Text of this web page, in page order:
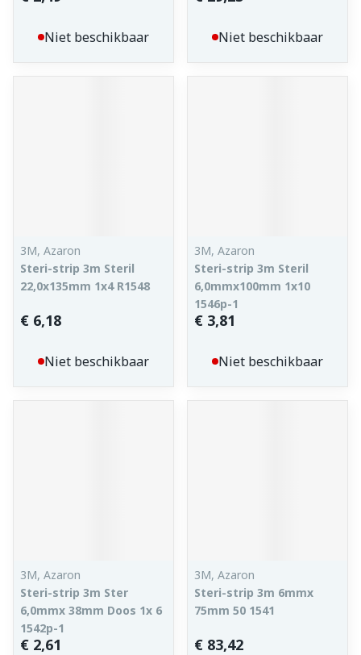
Niet beschikbaar Niet beschikbaar
3M, Azaron
Steri-strip 3m Steril
22,0x135mm 1x4 R1548
€ 6,18
Niet beschikbaar
3M, Azaron
Steri-strip 3m Steril
6,0mmx100mm 1x10
1546p-1
€ 3,81
Niet beschikbaar
3M, Azaron
Steri-strip 3m Ster
6,0mmx 38mm Doos 1x 6
1542p-1
€ 2,61
3M, Azaron
Steri-strip 3m 6mmx
75mm 50 1541
€ 83,42